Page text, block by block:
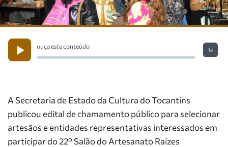
ouça este conteúdo
1x
A Secretaria de Estado da Cultura do Tocantins
publicou edital de chamamento público para selecionar
artesãos e entidades representativas interessados em
participar do 22º Salão do Artesanato Raízes